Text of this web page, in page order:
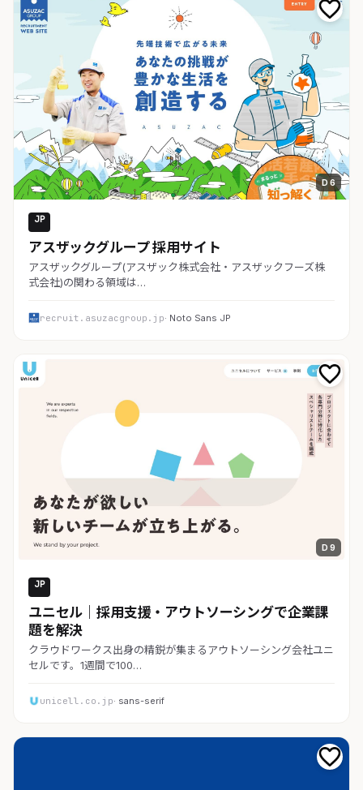
D 6
JP
アスザックグループ 採用サイト
アスザックグループ(アスザック株式会社・アスザックフーズ株
式会社)の関わる領域は…
recruit.asuzacgroup.jp· Noto Sans JP
D 9
JP
ユニセル｜採用支援・アウトソーシングで企業課
題を解決
クラウドワークス出身の精鋭が集まるアウトソーシング会社ユニ
セルです。1週間で100…
unicell.co.jp· sans-serif